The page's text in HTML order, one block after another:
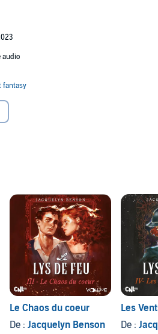
amie, elle n'a pas d'autre choix que
Strangford, baron solitaire hanté
aux quartiers malfamés de
devront plonger au cœur d'un sinistre
dans un combat contre le destin.
Le Chaos du coeur
De : Jacquelyn Benson
Les
De :